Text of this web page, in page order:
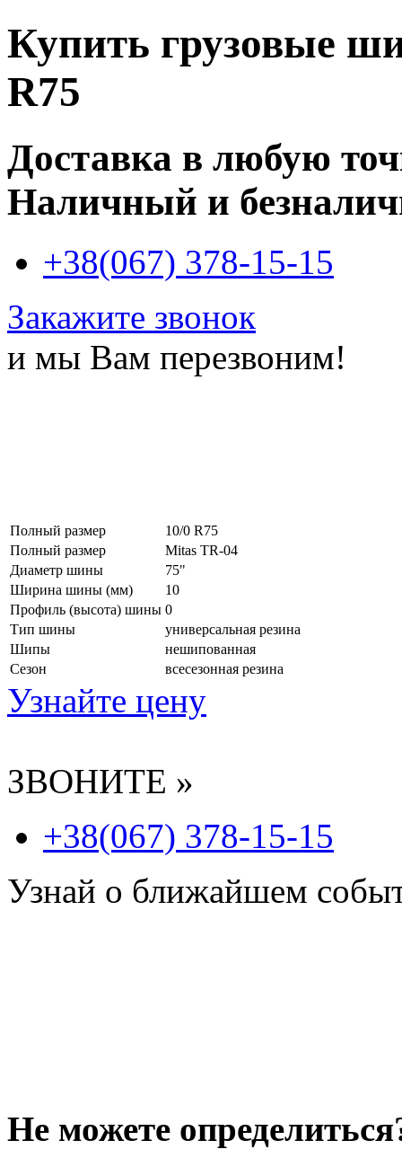
Купить грузовые
R75
Доставка в любую
Наличный и
+38(067) 378-15-15
Закажите звонок
и мы Вам перезвоним!
Полный размер
10/0 R75
Полный размер
Mitas TR-04
Диаметр шины
75"
Ширина шины (мм)
10
Профиль (высота) шины 0
Тип шины
универсальная резина
Шипы
нешипованная
Сезон
всесезонная резина
Узнайте цену
ЗВОНИТЕ »
+38(067) 378-15-15
Узнай о ближайшем
Не можете